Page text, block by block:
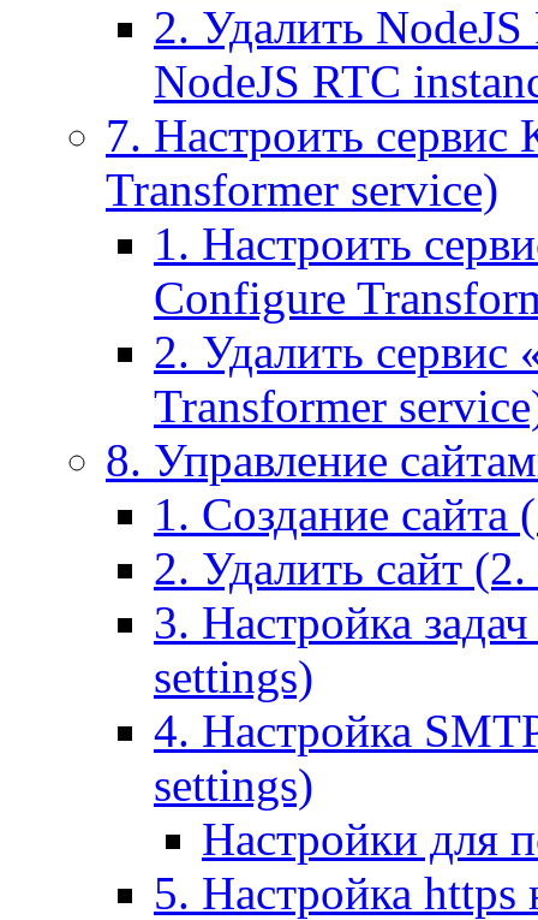
2. Удалить
NodeJS RTC
7. Настроить
Transformer service)
1. Настроить
Configure
2. Удалить сервис
Transformer
8. Управление
1. Создание сайта
2. Удалить сайт
3. Настройка
settings)
4. Настройка
settings)
Настройки для
5. Настройка https